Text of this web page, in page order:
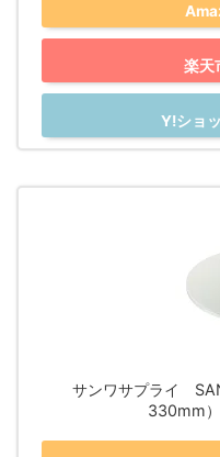
楽天
Y!ショ
サンワサプライ
330mm